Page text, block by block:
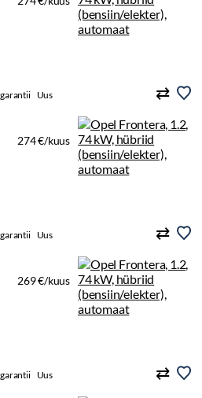
Uus
274 €/kuus
Uus
269 €/kuus
Uus